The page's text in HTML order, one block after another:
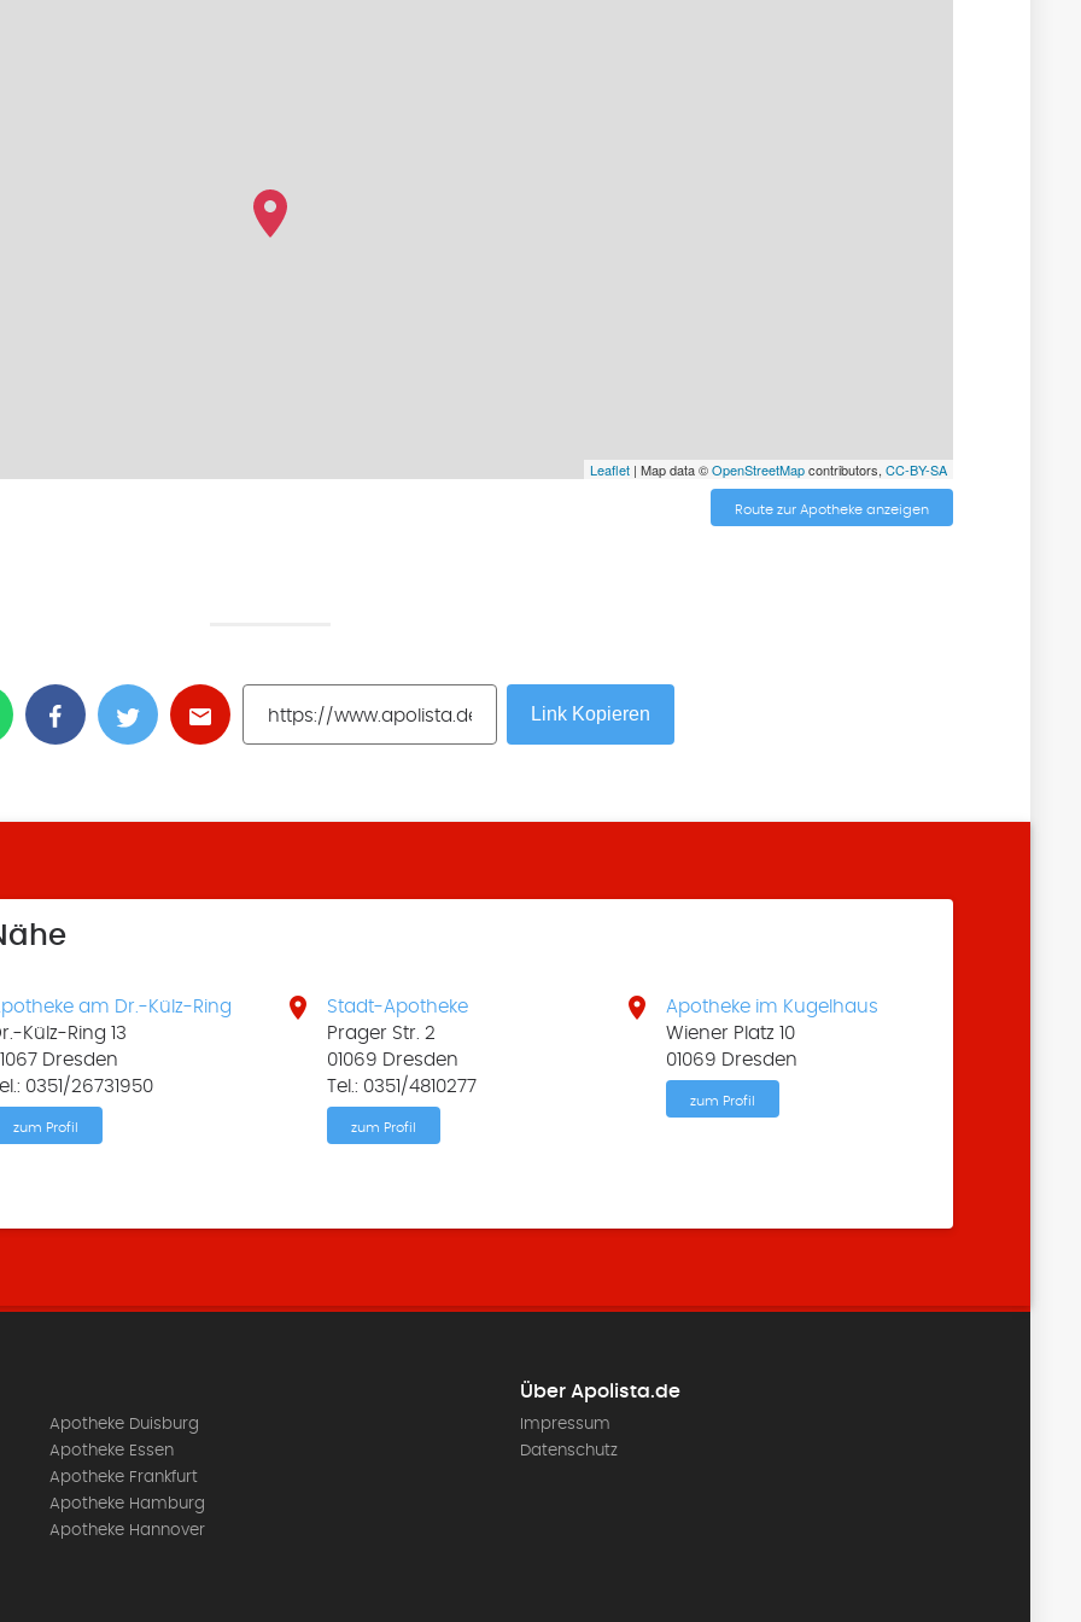
Leaflet| Map data ©OpenStreetMapcontributors, CC-BY-SA
Route zur Apotheke anzeigen
Link Kopieren
am Dr.-Külz-Ring
Külz-Ring 13
Dresden
0351/26731950
zum Profil

Stadt-Apotheke
Prager Str. 2
01069 Dresden
Tel.: 0351/4810277
zum Profil

Apotheke im Kugelhaus
Wiener Platz 10
01069 Dresden
zum Profil
Apotheke Duisburg
Apotheke Essen
Apotheke Frankfurt
Apotheke Hamburg
Apotheke Hannover
Über Apolista.de
Impressum
Datenschutz